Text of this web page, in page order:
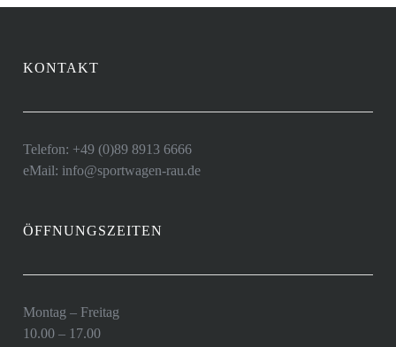
KONTAKT
Telefon: +49 (0)89 8913 6666
eMail: info@sportwagen-rau.de
ÖFFNUNGSZEITEN
Montag – Freitag
10.00 – 17.00